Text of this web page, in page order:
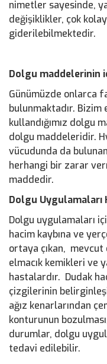
nimetler sayesinde,
değişiklikler, çok
giderilebilmektedir.
Dolgu maddelerinin
Günümüzde onlarca
bulunmaktadır. Bizim
kullandığımız dolgu
dolgu maddeleridir.
vücudunda da
herhangi bir zarar
maddedir.
Dolgu
Dolgu uygulamaları
hacim kaybına ve
ortaya çıkan,
elmacık kemikleri ve
hastalardır. Dudak
çizgilerinin
ağız kenarlarından
konturunun
durumlar, dolgu
tedavi edilebilir.